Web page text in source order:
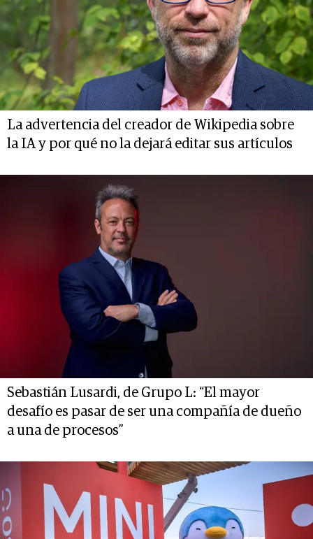
La advertencia del creador de Wikipedia sobre
la IA y por qué no la dejará editar sus artículos
Sebastián Lusardi, de Grupo L: “El mayor
desafío es pasar de ser una compañía de dueño
a una de procesos”